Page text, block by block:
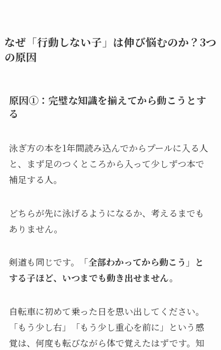
なぜ「行動しない子」は伸び悩むのか？3つ
の原因
原因①：完璧な知識を揃えてから動こうとす
る
泳ぎ方の本を1年間読み込んでからプールに入る人
と、まず足のつくところから入って少しずつ本で
補足する人。
どちらが先に泳げるようになるか、考えるまでも
ありません。
剣道も同じです。
「全部わかってから動こう」と
する子ほど、いつまでも動き出せません。
自転車に初めて乗った日を思い出してください。
「もう少し右」「もう少し重心を前に」という感
覚は、何度も転びながら体で覚えたはずです。知